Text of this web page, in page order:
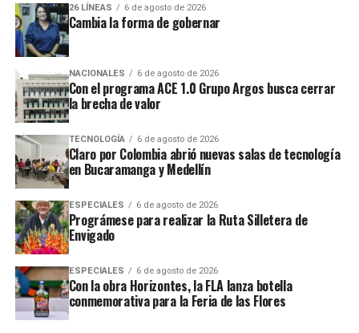
26 LÍNEAS 6 de agosto de 2026
Cambia la forma de gobernar
NACIONALES 6 de agosto de 2026
Con el programa ACE 1.0 Grupo Argos busca cerrar
la brecha de valor
TECNOLOGÍA 6 de agosto de 2026
Claro por Colombia abrió nuevas salas de tecnología
en Bucaramanga y Medellín
ESPECIALES 6 de agosto de 2026
Prográmese para realizar la Ruta Silletera de
Envigado
ESPECIALES 6 de agosto de 2026
Con la obra Horizontes, la FLA lanza botella
conmemorativa para la Feria de las Flores